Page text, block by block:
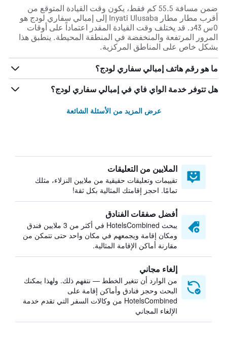
ضمن مسافة 55.5 كم فقط، يكون وقت القيادة المتوقع من
أقرب مطار مطار Inyati Ulusaba إلى إمبالي سفاري لودج هو
0س 43د. قد يختلف وقت القيادة المقدر اعتماداً على أوقات
المرور المرتفعة والمنخفضة في المنطقة المحيطة. ينطبق هذا
بشكل خاص على المناطق المركزية.
ما هو رقم هاتف إمبالي سفاري لودج؟
هل تتوفر خدمة الواي فاي في إمبالي سفاري لودج؟
عرض المزيد من الأسئلة الشائعة
الملايين من التعليقات
تقييمات وتعليقات حقيقية من ملايين النزلاء، مثلك
تمامًا. احجز إقامتك المثالية بكل ثقة!
أفضل صفقات الفنادق
يبحث HotelsCombined في أكثر من 3 ملايين فندق
ومكان إقامة ويجمعهم في مكان واحد حتى تتمكن من
مقارنة أماكن الإقامة المثالية.
إلغاء مجاني
من الوارد أن تتغير الخطط — نتفهم ذلك. ولهذا يمكنك
البحث وحجز فنادق وأماكن إقامة على
HotelsCombined من وكالات السفر التي تقدم خدمة
الإلغاء المجاني